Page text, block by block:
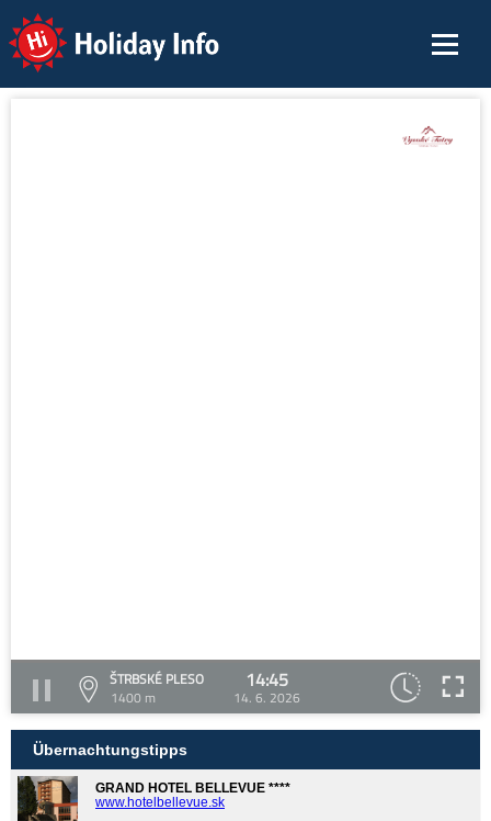
Holiday Info
ŠTRBSKÉ PLESO
1400 m
14:45
14. 6. 2026
Übernachtungstipps
GRAND HOTEL BELLEVUE ****
www.hotelbellevue.sk